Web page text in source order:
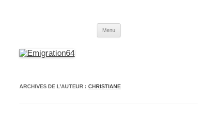
Menu
au
ARCHIVES DE L’AUTEUR : CHRISTIANE